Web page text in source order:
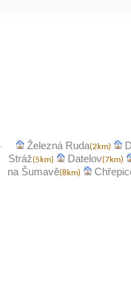
Železná Ruda(2km)
Stráž(5km) Datelov(7km)
na Šumavě(8km)